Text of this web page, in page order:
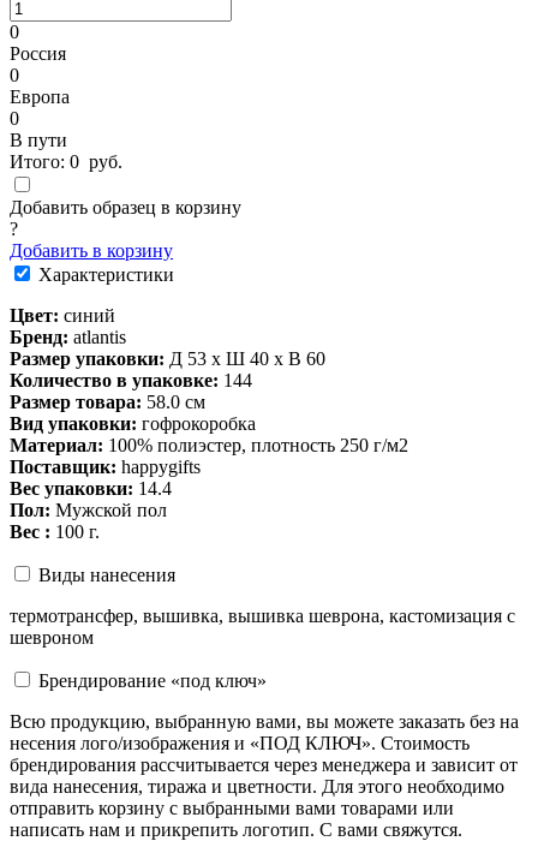
0
Россия
0
Европа
0
В пути
Итого: 0 руб.
Добавить образец в корзину
?
Добавить в корзину
Характеристики
Цвет: синий
Бренд: atlantis
Размер упаковки: Д 53 x Ш 40 x В 60
Количество в упаковке: 144
Размер товара: 58.0 см
Вид упаковки: гофрокоробка
Материал: 100% полиэстер, плотность 250 г/м2
Поставщик: happygifts
Вес упаковки: 14.4
Пол: Мужской пол
Вес : 100 г.
Виды нанесения
термотрансфер, вышивка, вышивка шеврона, кастомизация с
шевроном
Брендирование «под ключ»
Всю продукцию, выбранную вами, вы можете заказать без на
несения лого/изображения и «ПОД КЛЮЧ». Стоимость
брендирования рассчитывается через менеджера и зависит от
вида нанесения, тиража и цветности. Для этого необходимо
отправить корзину с выбранными вами товарами или
написать нам и прикрепить логотип. С вами свяжутся.